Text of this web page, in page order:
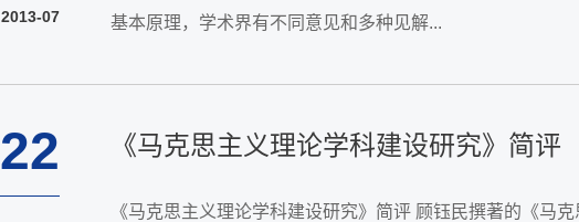
2013-07
基本原理，学术界有不同意见和多种见解...
22 《马克思主义理论学科建设研究》简评
《马克思主义理论学科建设研究》简评 顾钰民撰著的《马